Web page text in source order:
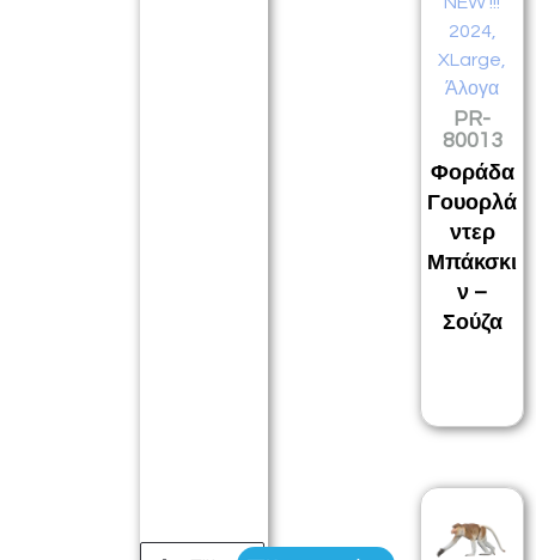
2024,
XLarge
Άλογα
PR-
80013
Φοράδα
Γουορλά
ντερ
Μπάκσκι
ν –
Σούζα